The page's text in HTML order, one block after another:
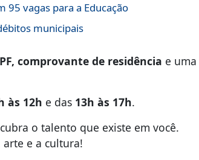
vagas para a Educação
municipais
comprovante de residência e uma
às 12h e das 13h às 17h.
o talento que existe em você.
e a cultura!